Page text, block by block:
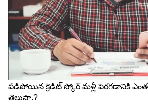
తులసి పదే పదే బడ్జెట్ గురించి
ఓపిక లేదండి అని అంటాడు సామ్రాట్.
సామ్రాట్ ఇద్దరు ఇంటి దగ్గరికి